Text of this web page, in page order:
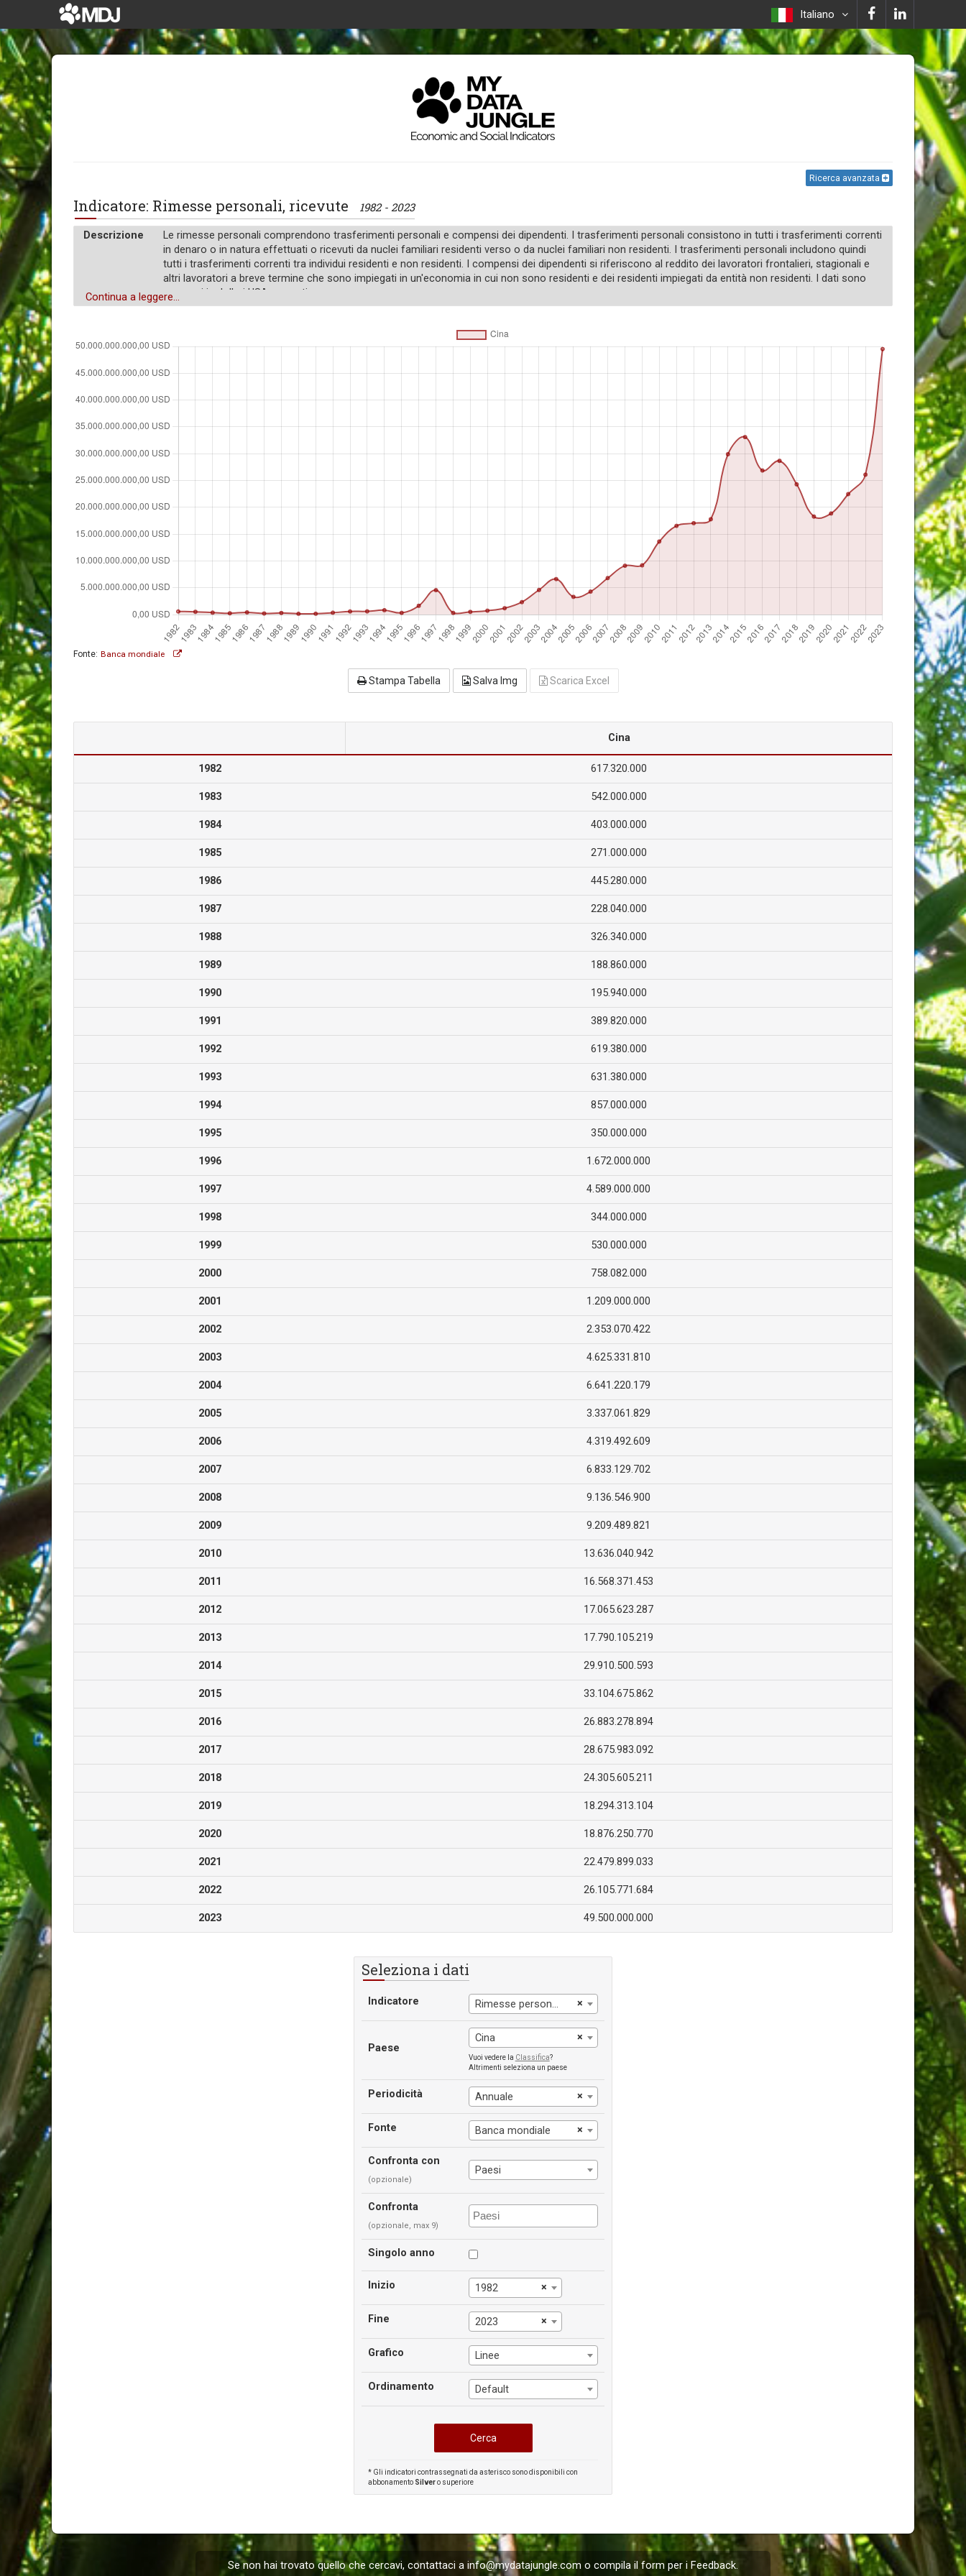
Italiano
Ricerca avanzata
Indicatore: Rimesse personali, ricevute 1982 - 2023
Descrizione
Le rimesse personali comprendono trasferimenti personali e compensi dei dipendenti. I trasferimenti personali consistono in tutti i trasferimenti correnti
in denaro o in natura effettuati o ricevuti da nuclei familiari residenti verso o da nuclei familiari non residenti. I trasferimenti personali includono quindi
tutti i trasferimenti correnti tra individui residenti e non residenti. I compensi dei dipendenti si riferiscono al reddito dei lavoratori frontalieri, stagionali e
altri lavoratori a breve termine che sono impiegati in un'economia in cui non sono residenti e dei residenti impiegati da entità non residenti. I dati sono
espressi in dollari USA correnti.
Continua a leggere...
Fonte: Banca mondiale
Stampa Tabella Salva Img Scarica Excel
Cina
1982 617.320.000
1983 542.000.000
1984 403.000.000
1985 271.000.000
1986 445.280.000
1987 228.040.000
1988 326.340.000
1989 188.860.000
1990 195.940.000
1991 389.820.000
1992 619.380.000
1993 631.380.000
1994 857.000.000
1995 350.000.000
1996 1.672.000.000
1997 4.589.000.000
1998 344.000.000
1999 530.000.000
2000 758.082.000
2001 1.209.000.000
2002 2.353.070.422
2003 4.625.331.810
2004 6.641.220.179
2005 3.337.061.829
2006 4.319.492.609
2007 6.833.129.702
2008 9.136.546.900
2009 9.209.489.821
2010 13.636.040.942
2011 16.568.371.453
2012 17.065.623.287
2013 17.790.105.219
2014 29.910.500.593
2015 33.104.675.862
2016 26.883.278.894
2017 28.675.983.092
2018 24.305.605.211
2019 18.294.313.104
2020 18.876.250.770
2021 22.479.899.033
2022 26.105.771.684
2023 49.500.000.000
Seleziona i dati
Indicatore ×
Rimesse personali, ricevute
Paese
×
Cina
Vuoi vedere la Classifica?
Altrimenti seleziona un paese
Periodicità ×
Annuale
Fonte ×
Banca mondiale
Confronta con
(opzionale)
Paesi
Confronta
(opzionale, max 9)
Singolo anno
Inizio ×
1982
Fine ×
2023
Grafico Linee
Ordinamento Default
* Gli indicatori contrassegnati da asterisco sono disponibili con
abbonamento Silvero superiore
Se non hai trovato quello che cercavi, contattaci a info@mydatajungle.com o compila il form per i Feedback.